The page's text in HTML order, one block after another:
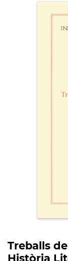
Treballs
Història